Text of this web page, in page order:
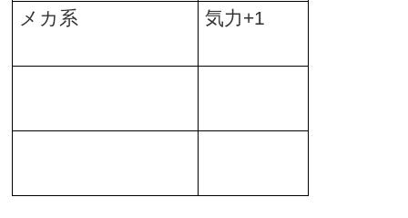
メカ系 気力+1